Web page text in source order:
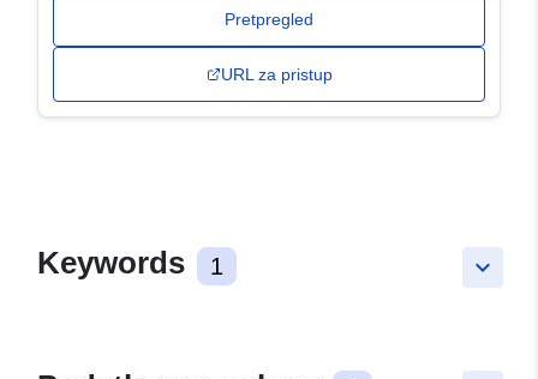
Pretpregled
URL za pristup
keyboard_arrow_down
Keywords 1